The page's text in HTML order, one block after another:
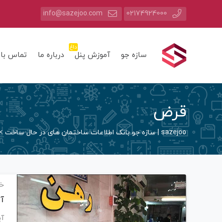
02174924000
info@sazejoo.com
سازه جو آموزش پنل
داغ
درباره ما تماس
قرض
sazejoo | سازه جو بانک اطلاعات ساختمان های در حال ساخت